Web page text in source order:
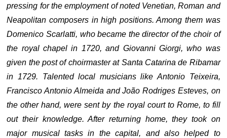
pressing for the employment of noted Venetian, Roman and
Neapolitan composers in high positions. Among them was
Domenico Scarlatti, who became the director of the choir of
the royal chapel in 1720, and Giovanni Giorgi, who was
given the post of choirmaster at Santa Catarina de Ribamar
in 1729. Talented local musicians like Antonio Teixeira,
Francisco Antonio Almeida and João Rodriges Esteves, on
the other hand, were sent by the royal court to Rome, to fill
out their knowledge. After returning home, they took on
major musical tasks in the capital, and also helped to